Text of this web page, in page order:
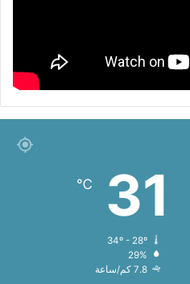
31
℃
29%
7.8 كم/ساعة